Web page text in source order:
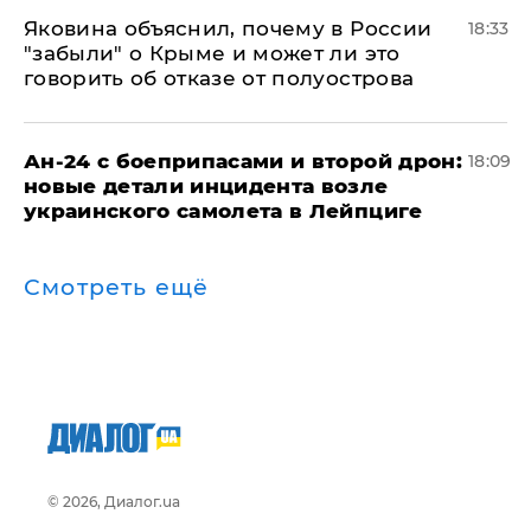
Яковина объяснил, почему в России
"забыли" о Крыме и может ли это
говорить об отказе от полуострова
18:33
Ан-24 с боеприпасами и второй дрон:
новые детали инцидента возле
украинского самолета в Лейпциге
18:09
Смотреть ещё
© 2026, Диалог.ua